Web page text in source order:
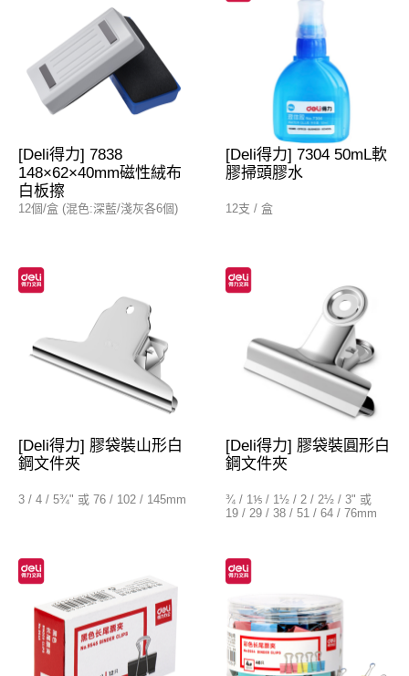
[Deli得力] 7838
148×62×40mm磁性絨布
白板擦
12個/盒 (混色:深藍/淺灰各6個)
[Deli得力] 7304 50mL軟
膠掃頭膠水
12支 / 盒
[Deli得力] 膠袋裝山形白
鋼文件夾
3 / 4 / 5¾" 或 76 / 102 / 145mm
[Deli得力] 膠袋裝圓形白
鋼文件夾
¾ / 1⅕ / 1½ / 2 / 2½ / 3" 或
19 / 29 / 38 / 51 / 64 / 76mm